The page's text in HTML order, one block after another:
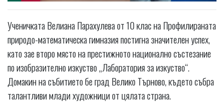
Ученичката Велиана Парахулева от 10 клас на Профилираната
природо-математическа гимназия постигна значителен успех,
като зае второ място на престижното национално състезание
по изобразително изкуство „Лаборатория за изкуство“.
Домакин на събитието бе град Велико Търново, където събра
талантливи млади художници от цялата страна.